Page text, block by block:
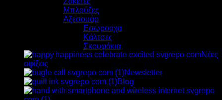
Μπλούζες
Αξεσουάρ
Εσώρουχα
Κάλτσες
Σκουφάκια
Νέες
αφίξεις
Newsletter
Blog